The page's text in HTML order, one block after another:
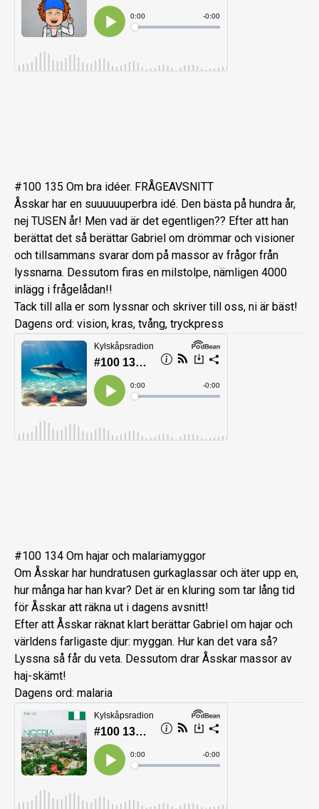
#100 135 Om bra idéer. FRÅGEAVSNITT
Åsskar har en suuuuuuperbra idé. Den bästa på hundra år,
nej TUSEN år! Men vad är det egentligen?? Efter att han
berättat det så berättar Gabriel om drömmar och visioner
och tillsammans svarar dom på massor av frågor från
lyssnarna. Dessutom firas en milstolpe, nämligen 4000
inlägg i frågelådan!!
Tack till alla er som lyssnar och skriver till oss, ni är bäst!
Dagens ord: vision, kras, tvång, tryckpress
#100 134 Om hajar och malariamyggor
Om Åsskar har hundratusen gurkaglassar och äter upp en,
hur många har han kvar? Det är en kluring som tar lång tid
för Åsskar att räkna ut i dagens avsnitt!
Efter att Åsskar räknat klart berättar Gabriel om hajar och
världens farligaste djur: myggan. Hur kan det vara så?
Lyssna så får du veta. Dessutom drar Åsskar massor av
haj-skämt!
Dagens ord: malaria